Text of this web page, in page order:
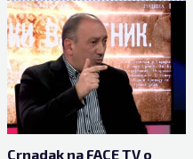
Crnadak na FACE TV o